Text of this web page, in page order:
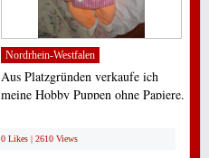
Nordrhein-Westfalen
Aus Platzgründen verkaufe ich
meine Hobby Puppen ohne Papiere.
0 Likes | 2610 Views